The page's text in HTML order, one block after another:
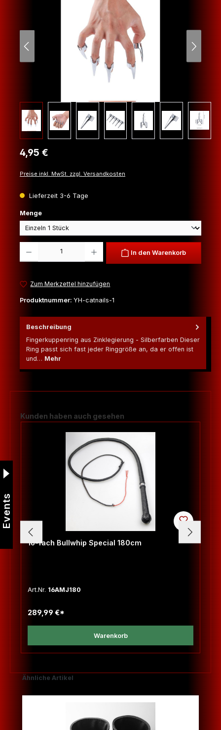
Regulärer Preis:
4,95 €
Preise inkl. MwSt. zzgl. Versandkosten
Lieferzeit 3-6 Tage
Mengeauswählen
In den Warenkorb
Zum Merkzettel hinzufügen
Produktnummer: YH-catnails-1
Beschreibung
Fingerkuppenring aus Zinklegierung - Silberfarben Dieser
Ring passt sich fast jeder Ringgröße an, da er offen ist
und… Mehr
Produktgalerie überspringen
Kunden haben auch gesehen
16-fach Bullwhip Special 180cm
Art.Nr. 16AMJ180
289,99 €*
Warenkorb
Produktgalerie überspringen
Ähnliche Artikel
Events